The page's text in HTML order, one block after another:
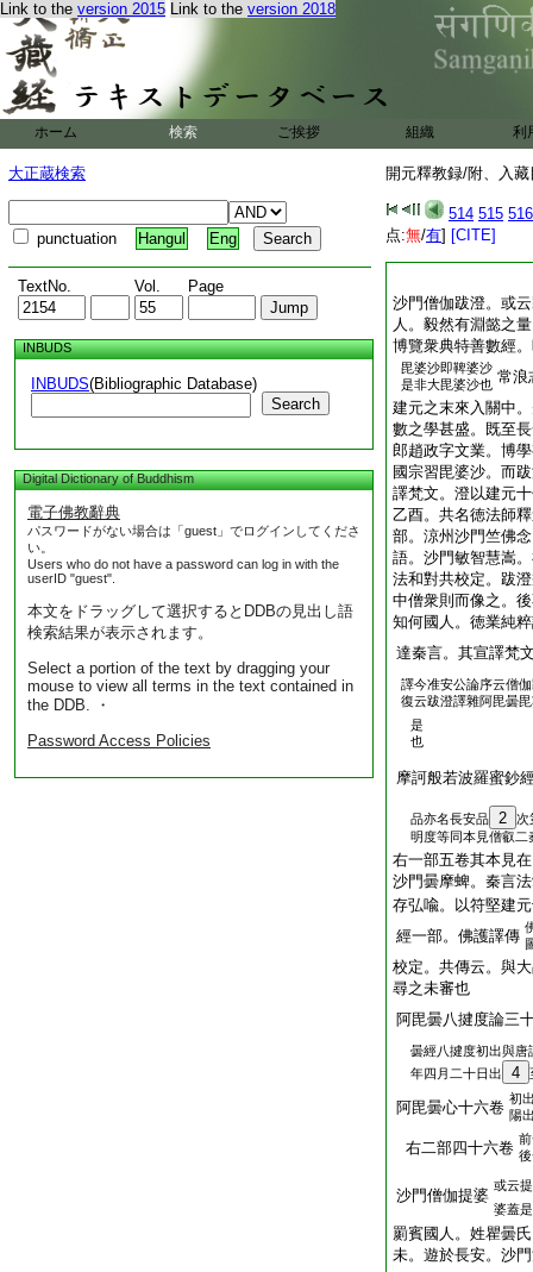
Link to the version 2015 Link to the version 2018
ホーム 検索 ご挨拶 組織 利
大正蔵検索
punctuation Hangul Eng
TextNo. Vol. Page
INBUDS
INBUDS(Bibliographic Database)
Search
Digital Dictionary of Buddhism
電子佛教辭典
パスワードがない場合は「guest」でログインしてくださ
い。
Users who do not have a password can log in with the
userID "guest".
本文をドラッグして選択するとDDBの見出し語
検索結果が表示されます。
Select a portion of the text by dragging your
mouse to view all terms in the text contained in
the DDB. ・
Password Access Policies
開元釋教録/附、入
514 515 516
点:無/有] [CITE]
沙門僧伽跋澄。或
人。毅然有淵懿之
博覽衆典特善數經
毘婆沙即鞞婆沙
是非大毘婆沙也 常浪
建元之末來入關中
數之學甚盛。既至
郎趙政字文業。博
國宗習毘婆沙。而
譯梵文。澄以建元
乙酉。共名徳法師
部。涼州沙門竺佛
語。沙門敏智慧嵩
法和對共校定。跋
中僧衆則而像之。
知何國人。徳業純
達秦言。其宣譯梵
譯今准安公論序云僧
復云跋澄譯雜阿毘曇
是
也
摩訶般若波羅蜜鈔
品亦名長安品 2
次
明度等同本見僧叡二
右一部五卷其本見在
沙門曇摩蜱。秦言
存弘喩。以符堅建
經一部。佛護譯傳
校定。共傳云。與
尋之未審也
阿毘曇八揵度論三
曇經八揵度初出與唐
年四月二十日出
4
阿毘曇心十六卷 初
陽
右二部四十六卷
沙門僧伽提婆
或云
婆蓋
罽賓國人。姓瞿曇
未。遊於長安。沙